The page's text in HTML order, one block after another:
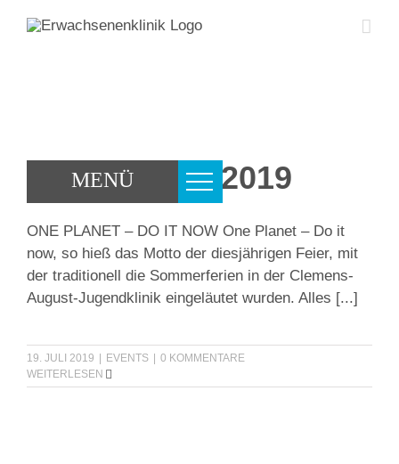
Inhalt
MENÜ
Sommerfest 2019
ONE PLANET – DO IT NOW One Planet – Do it
now, so hieß das Motto der diesjährigen Feier, mit
der traditionell die Sommerferien in der Clemens-
August-Jugendklinik eingeläutet wurden. Alles [...]
19. JULI 2019 EVENTS
0 KOMMENTARE
WEITERLESEN